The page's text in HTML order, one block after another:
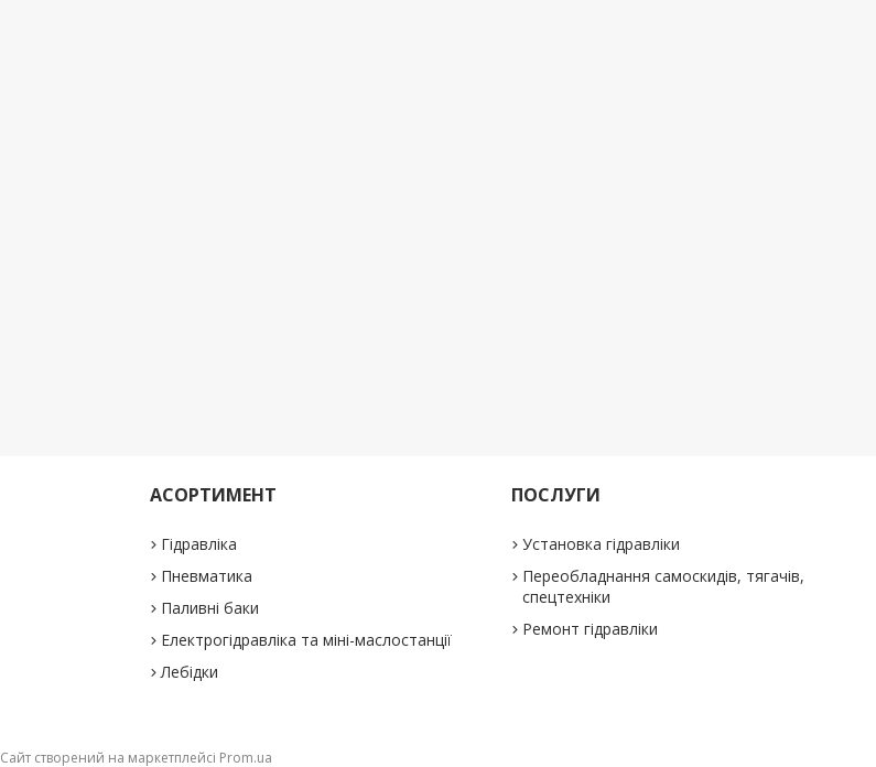
АСОРТИМЕНТ
Гідравліка
Пневматика
Паливні баки
Електрогідравліка та міні-маслостанції
Лебідки
ПОСЛУГИ
Установка гідравліки
Переобладнання самоскидів, тягачів,
спецтехніки
Ремонт гідравліки
Сайт створений на маркетплейсі Prom.ua